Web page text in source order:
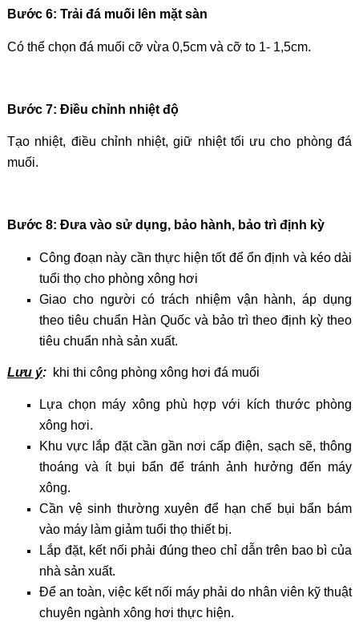
Bước 6: Trải đá muối lên mặt sàn
Có thể chọn đá muối cỡ vừa 0,5cm và cỡ to 1- 1,5cm.
Bước 7: Điều chỉnh nhiệt độ
Tạo nhiệt, điều chỉnh nhiệt, giữ nhiệt tối ưu cho phòng đá
muối.
Bước 8: Đưa vào sử dụng, bảo hành, bảo trì định kỳ
Công đoạn này cần thực hiện tốt để ổn định và kéo dài
tuổi thọ cho phòng xông hơi
Giao cho người có trách nhiệm vận hành, áp dụng
theo tiêu chuẩn Hàn Quốc và bảo trì theo định kỳ theo
tiêu chuẩn nhà sản xuất.
Lưu ý: khi thi công phòng xông hơi đá muối
Lựa chọn máy xông phù hợp với kích thước phòng
xông hơi.
Khu vực lắp đặt cần gần nơi cấp điện, sạch sẽ, thông
thoáng và ít bụi bẩn để tránh ảnh hưởng đến máy
xông.
Cần vệ sinh thường xuyên để hạn chế bụi bẩn bám
vào máy làm giảm tuổi thọ thiết bị.
Lắp đặt, kết nối phải đúng theo chỉ dẫn trên bao bì của
nhà sản xuất.
Để an toàn, việc kết nối máy phải do nhân viên kỹ thuật
chuyên ngành xông hơi thực hiện.